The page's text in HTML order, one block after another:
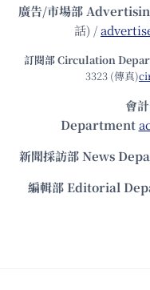
廣告/市場部
話) /
訂閱部 Circulation
3323 (傳真)
會
Department
新聞採訪部 News
編輯部 Editorial